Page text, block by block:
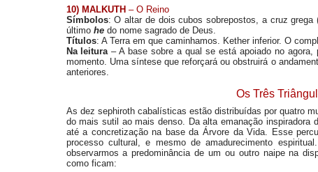
10) MALKUTH – O Reino
Símbolos: O altar de dois cubos sobrepostos, a cruz
último hedo nome sagrado de Deus.
Títulos: A Terra em que caminhamos. Kether inferior. O
Na leitura– A base sobre a qual se está apoiado no agora,
momento. Uma síntese que reforçará ou obstruirá o
anteriores.
Os Três
As dez sephiroth cabalísticas estão distribuídas por quatro
do mais sutil ao mais denso. Da alta emanação inspiradora
até a concretização na base da Árvore da Vida. Esse
processo cultural, e mesmo de amadurecimento
observarmos a predominância de um ou outro naipe na
como ficam: